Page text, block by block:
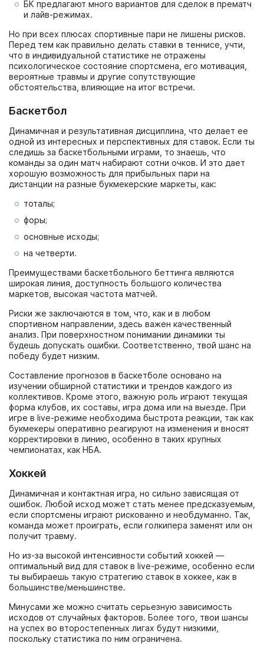
БК предлагают много вариантов для сделок в прематч
и лайв-режимах.
Но при всех плюсах спортивные пари не лишены рисков.
Перед тем как правильно делать ставки в теннисе, учти,
что в индивидуальной статистике не отражены
психологическое состояние спортсмена, его мотивация,
вероятные травмы и другие сопутствующие
обстоятельства, влияющие на итог встречи.
Баскетбол
Динамичная и результативная дисциплина, что делает ее
одной из интересных и перспективных для ставок. Если ты
следишь за баскетбольными играми, то знаешь, что
команды за один матч набирают сотни очков. И это дает
хорошую возможность для прибыльных пари на
дистанции на разные букмекерские маркеты, как:
тоталы;
форы;
основные исходы;
на четверти.
Преимуществами баскетбольного беттинга являются
широкая линия, доступность большого количества
маркетов, высокая частота матчей.
Риски же заключаются в том, что, как и в любом
спортивном направлении, здесь важен качественный
анализ. При поверхностном понимании динамики ты
будешь допускать ошибки. Соответственно, твой шанс на
победу будет низким.
Составление прогнозов в баскетболе основано на
изучении обширной статистики и трендов каждого из
коллективов. Кроме этого, важную роль играют текущая
форма клубов, их составы, игра дома или на выезде. При
игре в live-режиме необходима быстрота реакции, так как
букмекеры оперативно реагируют на изменения и вносят
корректировки в линию, особенно в таких крупных
чемпионатах, как НБА.
Хоккей
Динамичная и контактная игра, но сильно зависящая от
ошибок. Любой исход может стать менее предсказуемым,
если спортсмены играют рискованно и необдуманно. Так,
команда может проиграть, если голкипера заменят или он
получит травму.
Но из-за высокой интенсивности событий хоккей —
оптимальный вид для ставок в live-режиме, особенно если
ты выбираешь такую стратегию ставок в хоккее, как в
большинстве/меньшинстве.
Минусами же можно считать серьезную зависимость
исходов от случайных факторов. Более того, твои шансы
на успех во второстепенных лигах будут низкими,
поскольку статистика по ним ограничена.